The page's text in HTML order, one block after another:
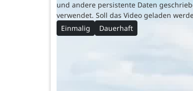
und andere persistente Daten
verwendet. Soll das Video geladen
Einmalig
Dauerhaft